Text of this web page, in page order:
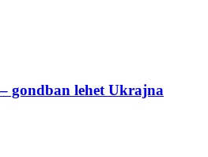
gondban lehet Ukrajna